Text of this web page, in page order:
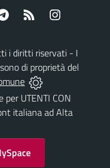
Telegram RSS
i diritti riservati - I
di proprietà del
UTENTI CON
italiana ad Alta